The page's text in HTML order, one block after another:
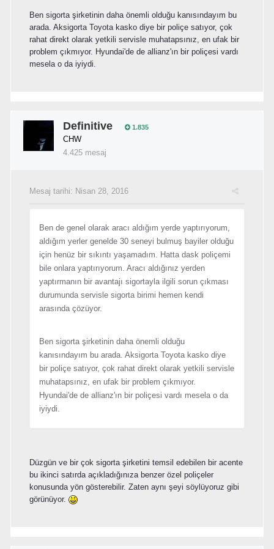
Ben sigorta şirketinin daha önemli olduğu kanısındayım bu
arada. Aksigorta Toyota kasko diye bir poliçe satıyor, çok
rahat direkt olarak yetkili servisle muhatapsınız, en ufak bir
problem çıkmıyor. Hyundai'de de allianz'ın bir poliçesi vardı
mesela o da iyiydi.
Definitive 1.835
CHW
4.425 mesaj
Mesaj tarihi: Nisan 28, 2016
Ben de genel olarak aracı aldığım yerde yaptırıyorum,
aldığım yerler genelde 30 seneyi bulmuş bayiler olduğu
için henüz bir sıkıntı yaşamadım. Hatta dask poliçemi
bile onlara yaptırıyorum. Aracı aldığınız yerden
yaptırmanın bir avantajı sigortayla ilgili sorun çıkması
durumunda servisle sigorta birimi hemen kendi
arasında çözüyor.
Ben sigorta şirketinin daha önemli olduğu
kanısındayım bu arada. Aksigorta Toyota kasko diye
bir poliçe satıyor, çok rahat direkt olarak yetkili servisle
muhatapsınız, en ufak bir problem çıkmıyor.
Hyundai'de de allianz'ın bir poliçesi vardı mesela o da
iyiydi.
Düzgün ve bir çok sigorta şirketini temsil edebilen bir acente
bu ikinci satırda açıkladığınıza benzer özel poliçeler
konusunda yön gösterebilir. Zaten aynı şeyi söylüyoruz gibi
görünüyor.